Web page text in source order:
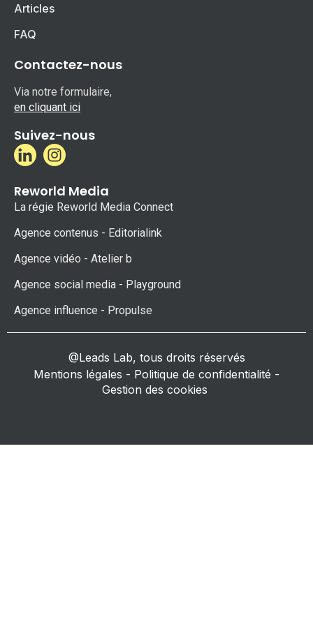
Articles
FAQ
Contactez-nous
Via notre formulaire,
en cliquant ici
Suivez-nous
Reworld Media
La régie Reworld Media Connect
Agence contenus - Editorialink
Agence vidéo - Atelier b
Agence social media - Playground
Agence influence - Propulse
@Leads Lab, tous droits réservés
Mentions légales - Politique de confidentialité -
Gestion des cookies